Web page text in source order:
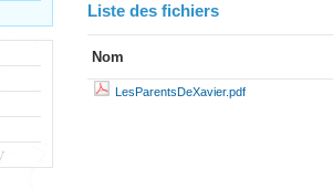
Liste des fichiers
Nom
LesParentsDeXavier.pdf